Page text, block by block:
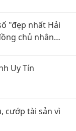
"đẹp nhất Hải
chủ nhân
Uy Tín
cướp tài sản vì